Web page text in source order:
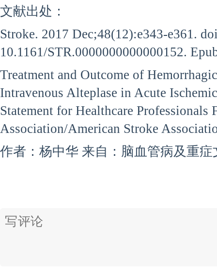
文献出处：
Stroke. 2017 Dec;48(12):e343-e361.
10.1161/STR.0000000000000152.
Treatment and Outcome of
Intravenous Alteplase in Acute
Statement for Healthcare Professionals
Association/American Stroke
作者：杨中华 来自：脑血管病及重症